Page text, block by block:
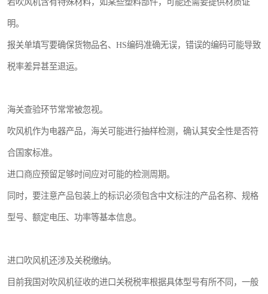
明。
报关单填写要确保货物品名、HS编码准确无误，错误的编码可能导致
税率差异甚至退运。
海关查验环节常常被忽视。
吹风机作为电器产品，海关可能进行抽样检测，确认其安全性是否符
合国家标准。
进口商应预留足够时间应对可能的检测周期。
同时，要注意产品包装上的标识必须包含中文标注的产品名称、规格
型号、额定电压、功率等基本信息。
进口吹风机还涉及关税缴纳。
目前我国对吹风机征收的进口关税税率根据具体型号有所不同，一般